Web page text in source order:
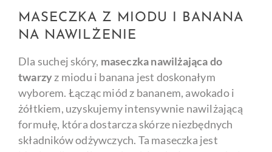
MASECZKA Z MIODU I BANANA
NA NAWILŻENIE
Dla suchej skóry, maseczka nawilżająca do
twarzyz miodu i banana jest doskonałym
wyborem. Łącząc miód z bananem, awokado i
żółtkiem, uzyskujemy intensywnie nawilżającą
formułę, która dostarcza skórze niezbędnych
składników odżywczych. Ta maseczka jest